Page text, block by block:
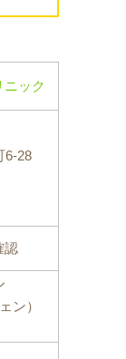
ック
6-28
認
ン）